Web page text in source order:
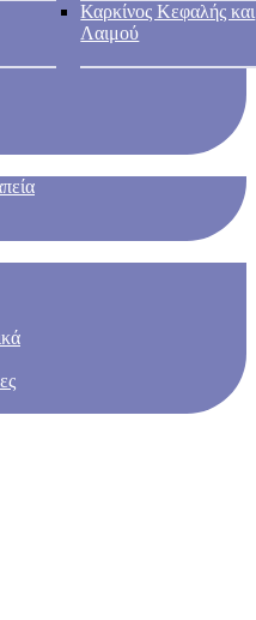
Καρκίνος Κεφαλής και
Λαιμού